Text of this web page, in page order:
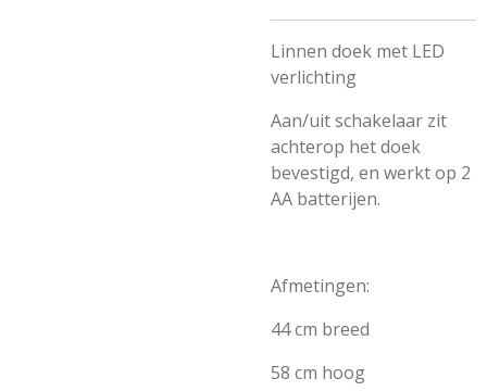
Linnen doek met LED
verlichting
Aan/uit schakelaar zit
achterop het doek
bevestigd, en werkt op 2
AA batterijen.
Afmetingen:
44 cm breed
58 cm hoog